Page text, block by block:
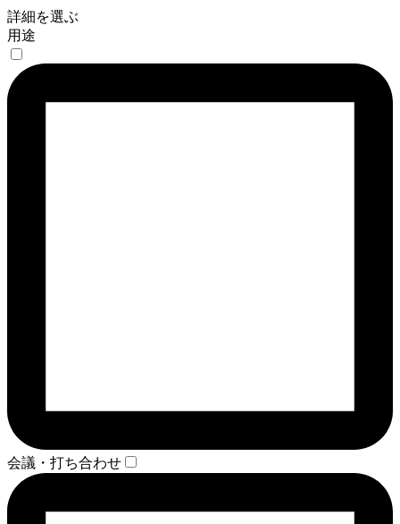
詳細を選ぶ
用途
会議・打ち合わせ